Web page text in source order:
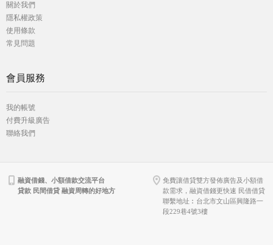
關於我們
隱私權政策
使用條款
常見問題
會員服務
我的帳號
付費升級廣告
聯絡我們
融資借錢、小額借款交流平台
貸款 民間借貸 融資周轉的好地方
免費讓借貸雙方發佈廣告及小額借
款需求，融資借錢更快速 民借借貸
聯繫地址︰台北市文山區興隆路一
段229巷4號3樓